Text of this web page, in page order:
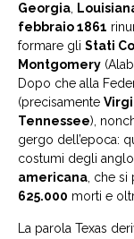
Georgia,
febbraio 1861
formare gli Stati
Montgomery
Dopo che alla
(precisamente
Tennessee),
gergo dell’epoca:
costumi degli
americana, che si
625.000 morti e
La parola Texas